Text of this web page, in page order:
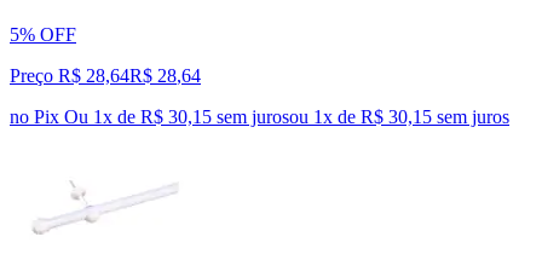
5% OFF
Preço R$ 28,64R$ 28,64
no Pix Ou 1x de R$ 30,15 sem jurosou 1x de R$ 30,15 sem juros